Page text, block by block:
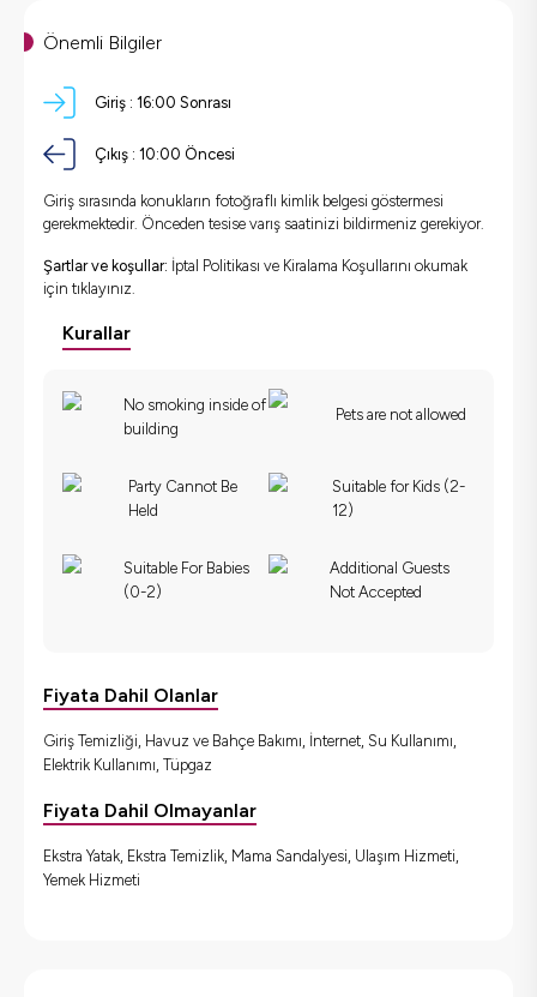
Önemli Bilgiler
Giriş : 16:00 Sonrası
Çıkış : 10:00 Öncesi
Giriş sırasında konukların fotoğraflı kimlik belgesi göstermesi
gerekmektedir. Önceden tesise varış saatinizi bildirmeniz gerekiyor.
Şartlar ve koşullar: İptal Politikası ve Kiralama Koşullarını okumak
için tıklayınız.
Kurallar
No smoking inside of
building
Pets are not allowed
Party Cannot Be
Held
Suitable for Kids (2-
12)
Suitable For Babies
(0-2)
Additional Guests
Not Accepted
Fiyata Dahil Olanlar
Giriş Temizliği, Havuz ve Bahçe Bakımı, İnternet, Su Kullanımı,
Elektrik Kullanımı, Tüpgaz
Fiyata Dahil Olmayanlar
Ekstra Yatak, Ekstra Temizlik, Mama Sandalyesi, Ulaşım Hizmeti,
Yemek Hizmeti